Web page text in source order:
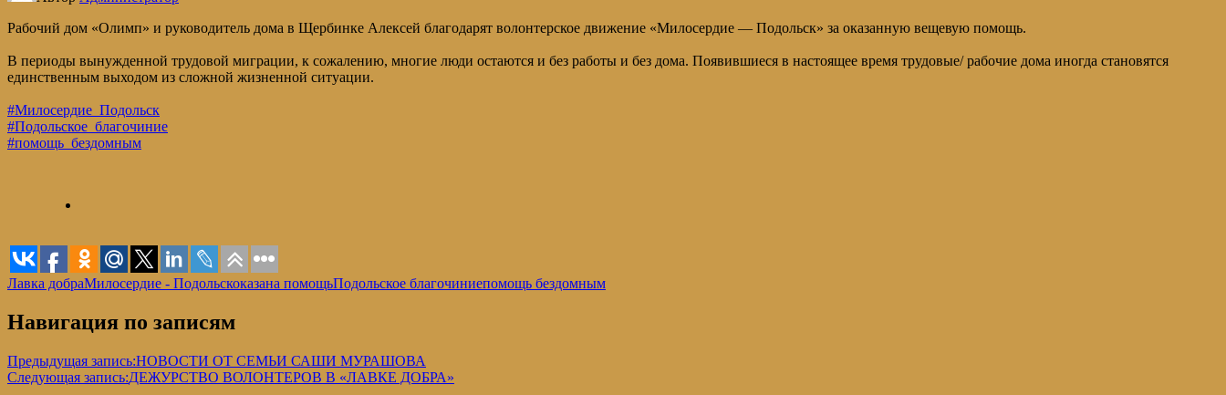
Рабочий дом «Олимп» и руководитель дома в Щербинке Алексей благодарят волонтерское движение «Милосердие — Подольск» за оказанную вещевую помощь.
В периоды вынужденной трудовой миграции, к сожалению, многие люди остаются и без работы и без дома. Появившиеся в настоящее время трудовые/ рабочие дома иногда становятся
единственным выходом из сложной жизненной ситуации.
#Милосердие_Подольск
#Подольское_благочиние
#помощь_бездомным
Лавка добраМилосердие - Подольскоказана помощьПодольское благочиниепомощь бездомным
Навигация по записям
Предыдущая запись:НОВОСТИ ОТ СЕМЬИ САШИ МУРАШОВА
Следующая запись:ДЕЖУРСТВО ВОЛОНТЕРОВ В «ЛАВКЕ ДОБРА»